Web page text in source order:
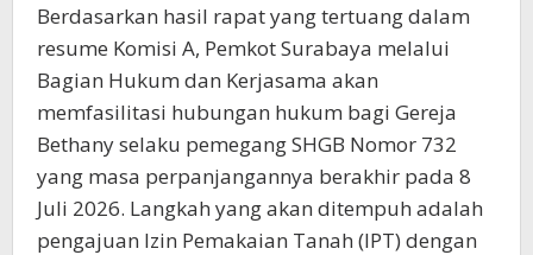
Berdasarkan hasil rapat yang tertuang dalam
resume Komisi A, Pemkot Surabaya melalui
Bagian Hukum dan Kerjasama akan
memfasilitasi hubungan hukum bagi Gereja
Bethany selaku pemegang SHGB Nomor 732
yang masa perpanjangannya berakhir pada 8
Juli 2026. Langkah yang akan ditempuh adalah
pengajuan Izin Pemakaian Tanah (IPT) dengan